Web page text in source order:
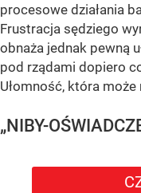
procesowe działania
Frustracja sędziego
obnaża jednak pewną
pod rządami dopiero
Ułomność, która
„NIBY-